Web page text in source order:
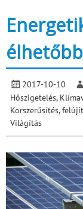
2017-10-10
Hőszigetelés,
Korszerűsítés,
Világítás